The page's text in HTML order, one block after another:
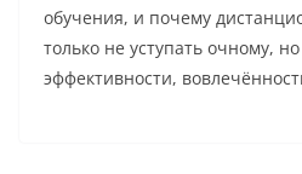
обучения, и почему
только не уступать очному,
эффективности,